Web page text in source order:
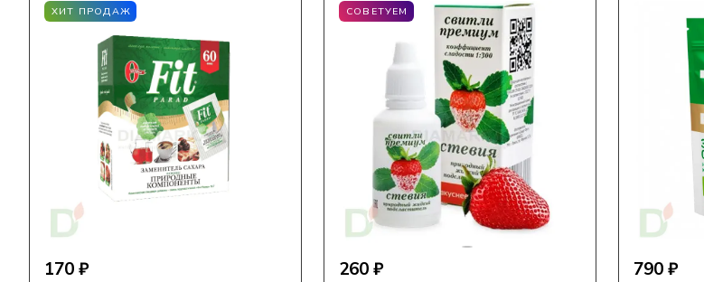
ХИТ ПРОДАЖ
170 ₽
СОВЕТУЕМ
260 ₽ 790 ₽